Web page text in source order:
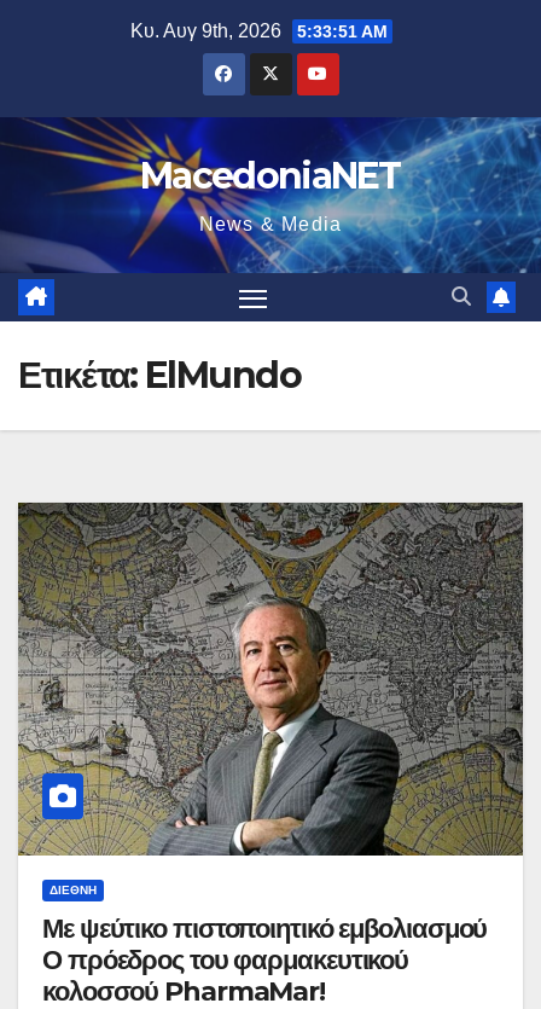
Κυ. Αυγ 9th, 2026 5:33:52 AM
MacedoniaNET
News & Media
Ετικέτα: ElMundo
ΔΙΕΘΝΉ
Με ψεύτικο πιστοποιητικό εμβολιασμού
Ο πρόεδρος του φαρμακευτικού
κολοσσού PharmaMar!